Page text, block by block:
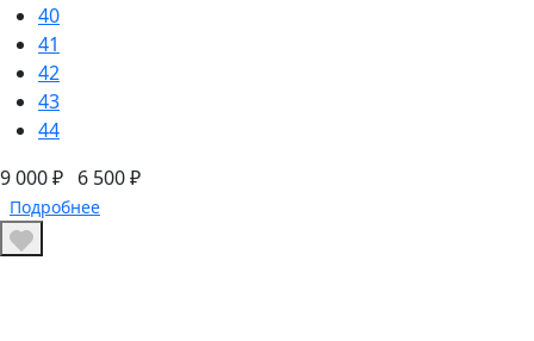
40
41
42
43
44
9 000 ₽ 6 500 ₽
Подробнее